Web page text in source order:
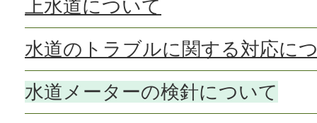
上水道について
水道のトラブルに関する対応に
水道メーターの検針について